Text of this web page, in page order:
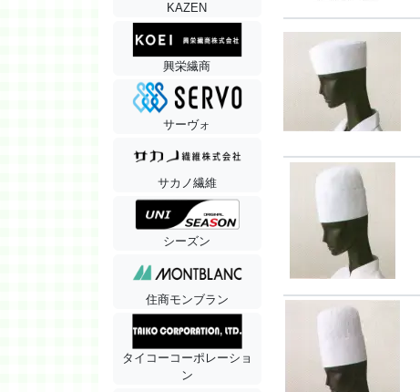
KAZEN
興栄繊商
サーヴォ
サカノ繊維
シーズン
住商モンブラン
タイコーコーポレーショ
ン